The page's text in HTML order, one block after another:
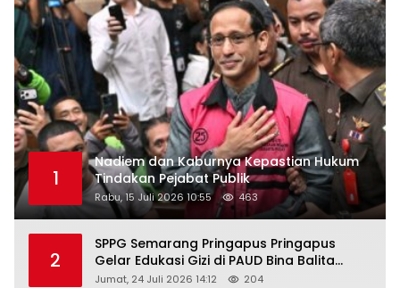
1
Nadiem dan Kaburnya Kepastian Hukum
Tindakan Pejabat Publik
Rabu, 15 Juli 2026 10:55 463
2
SPPG Semarang Pringapus Pringapus
Gelar Edukasi Gizi di PAUD Bina Balita
Peringati Hari Anak Nasional 2026
Jumat, 24 Juli 2026 14:12 204